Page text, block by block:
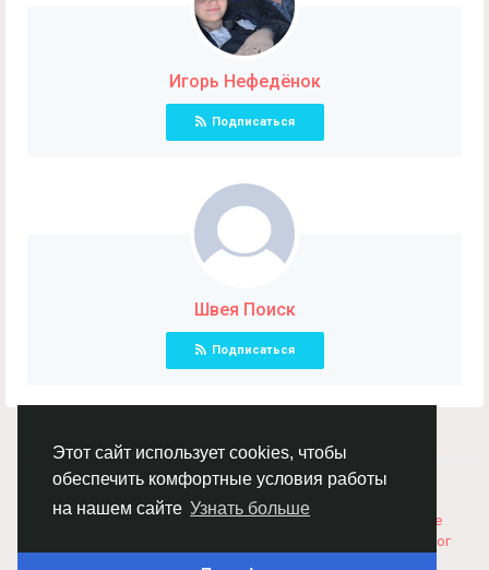
Этот сайт использует cookies, чтобы
обеспечить комфортные условия работы
на нашем сайте Узнать больше
Игорь Нефедёнок
Подписаться
Швея Поиск
Подписаться
© 2026 Chimba!
Русский
Правила размещения и покупки товаров
Правила размещения статей О нас
Соглашение
Каталог